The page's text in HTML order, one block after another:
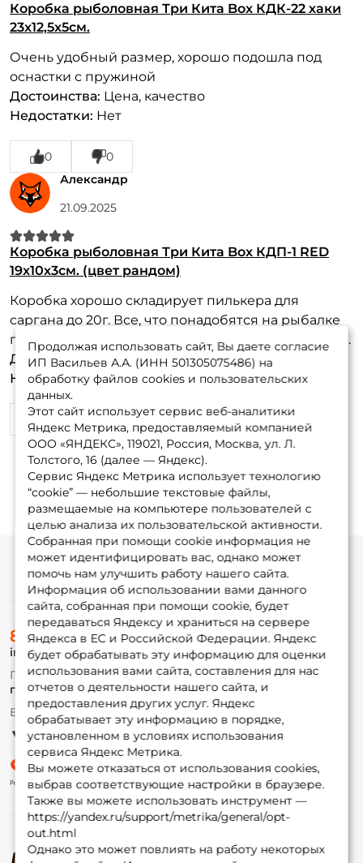
Коробка рыболовная Три Кита Box КДК-22 хаки
23x12,5x5см.
Очень удобный размер, хорошо подошла под
оснастки с пружиной
Достоинства: Цена, качество
Недостатки: Нет
0
0
Александр
21.09.2025
Коробка рыболовная Три Кита Box КДП-1 RED
19x10x3см. (цвет рандом)
Коробка хорошо складирует пилькера для
саргана до 20г. Все, что понадобятся на рыбалке
поместились в данную коробку. Спасибо за товар.
Достоинства:Люблю рыбалку
Недостатки: Пусть выискивают другие
0 0
Продолжая использовать сайт, Вы даете согласие
ИП Васильев А.А. (ИНН 501305075486) на
обработку файлов cookies и пользовательских
данных.
Этот сайт использует сервис веб-аналитики
Яндекс Метрика, предоставляемый компанией
ООО «ЯНДЕКС», 119021, Россия, Москва, ул. Л.
Толстого, 16 (далее — Яндекс).
Сервис Яндекс Метрика использует технологию
“cookie” — небольшие текстовые файлы,
размещаемые на компьютере пользователей с
целью анализа их пользовательской активности.
Собранная при помощи cookie информация не
может идентифицировать вас, однако может
помочь нам улучшить работу нашего сайта.
Информация об использовании вами данного
сайта, собранная при помощи cookie, будет
передаваться Яндексу и храниться на сервере
Яндекса в ЕС и Российской Федерации. Яндекс
будет обрабатывать эту информацию для оценки
использования вами сайта, составления для нас
отчетов о деятельности нашего сайта, и
предоставления других услуг. Яндекс
обрабатывает эту информацию в порядке,
установленном в условиях использования
сервиса Яндекс Метрика.
Вы можете отказаться от использования cookies,
выбрав соответствующие настройки в браузере.
Также вы можете использовать инструмент —
https://yandex.ru/support/metrika/general/opt-
out.html
Однако это может повлиять на работу некоторых
Информация
О магазине
Доставка
Оплата
Fox-bonus
Гуру
Партнерская программа
8 (495) 532-77-88
info@foxfishing.ru
По вопросам с заказом
г. Москва, ул. Плеханова д.7
Ежедневно 10:00 до 20:00